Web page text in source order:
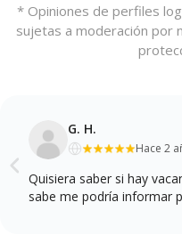
* Opiniones de perfiles
sujetas a moderación por
G. H.
Hace 2
Quisiera saber si hay
sabe me podría informar